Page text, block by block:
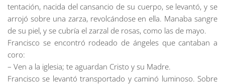
tentación, nacida del cansancio de su cuerpo, se levantó, y se
arrojó sobre una zarza, revolcándose en ella. Manaba sangre
de su piel, y se cubría el zarzal de rosas, como las de mayo.
Francisco se encontró rodeado de ángeles que cantaban a
coro:
– Ven a la iglesia; te aguardan Cristo y su Madre.
Francisco se levantó transportado y caminó luminoso. Sobre